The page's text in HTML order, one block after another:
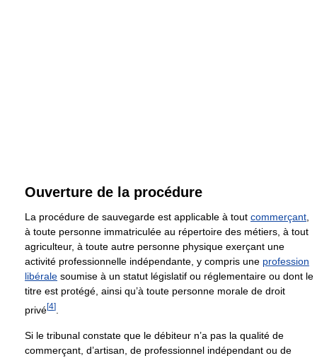
Ouverture de la procédure
La procédure de sauvegarde est applicable à tout commerçant
à toute personne immatriculée au répertoire des métiers, à tout
agriculteur, à toute autre personne physique exerçant une
activité professionnelle indépendante, y compris une profession
libérale soumise à un statut législatif ou réglementaire ou dont le
titre est protégé, ainsi qu’à toute personne morale de droit
privé[4]
Si le tribunal constate que le débiteur n’a pas la qualité de
commerçant, d’artisan, de professionnel indépendant ou de